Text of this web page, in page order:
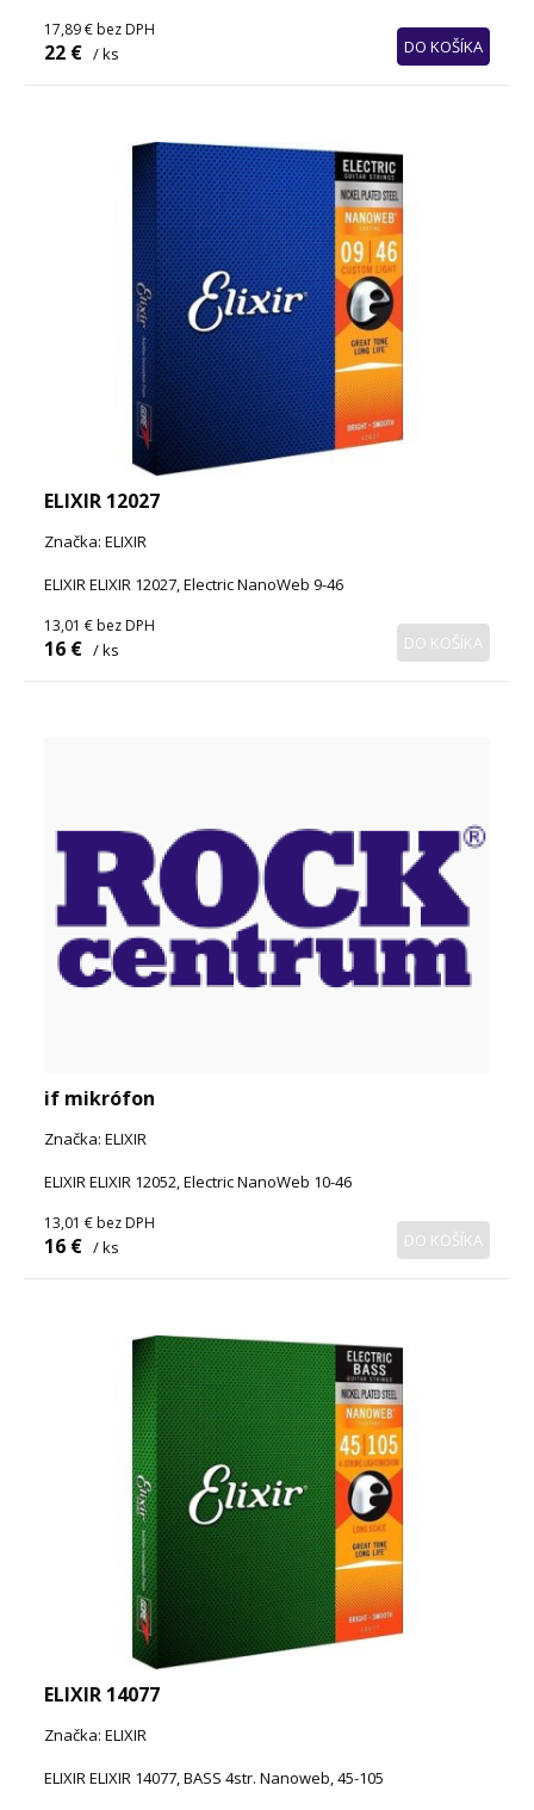
17,89 € bez DPH
22 € / ks DO KOŠÍKA
ELIXIR 12027
Značka: ELIXIR
ELIXIR ELIXIR 12027, Electric NanoWeb 9-46
13,01 € bez DPH
16 € / ks DO KOŠÍKA
if mikrófon
Značka: ELIXIR
ELIXIR ELIXIR 12052, Electric NanoWeb 10-46
13,01 € bez DPH
16 € / ks DO KOŠÍKA
ELIXIR 14077
Značka: ELIXIR
ELIXIR ELIXIR 14077, BASS 4str. Nanoweb, 45-105